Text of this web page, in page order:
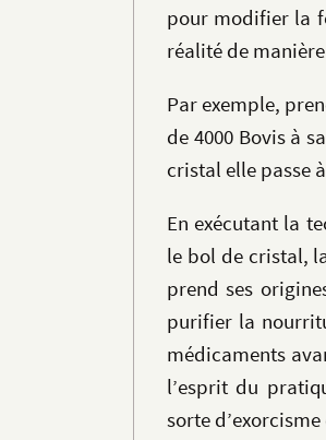
pour modifier la
réalité de
Par exemple,
de 4000 Bovis à
cristal elle passe
En exécutant la
le bol de cristal,
prend ses
purifier la
médicaments
l’esprit du
sorte